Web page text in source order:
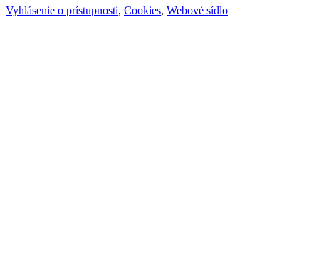
Vyhlásenie o prístupnosti, Cookies, Webové sídlo